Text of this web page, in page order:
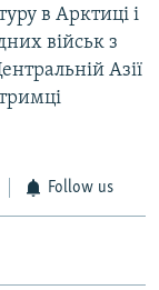
в Арктиці і
військ з
Азії
Follow us